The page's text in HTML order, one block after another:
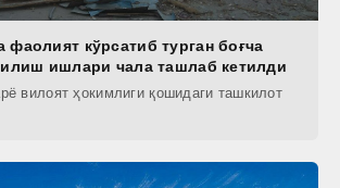
фаолият кўрсатиб турган боғча
ишлари чала ташлаб кетилди
вилоят ҳокимлиги қошидаги ташкилот